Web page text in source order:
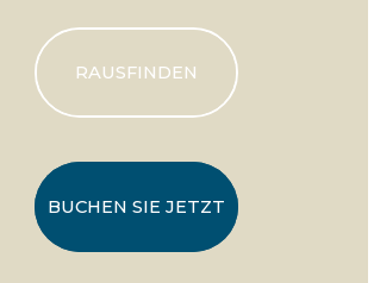
RAUSFINDEN
BUCHEN SIE JETZT